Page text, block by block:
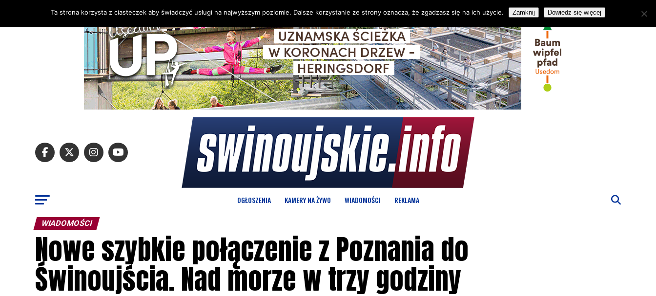
OGŁOSZENIA KAMERY NA ŻYWO WIADOMOŚCI REKLAMA
WIADOMOŚCI
Nowe szybkie połączenie z Poznania do
Świnoujścia. Nad morze w trzy godziny
Ta strona korzysta z ciasteczek aby świadczyć usługi na najwyższym poziomie. Dalsze korzystanie ze strony oznacza, że zgadzasz się na ich użycie. Zamknij Dowiedz się więcej